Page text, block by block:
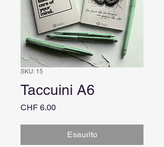
SKU: 15
Taccuini A6
CHF 6.00Prezzo
Esaurito